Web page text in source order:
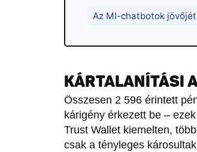
Az MI-chatbotok
KÁRTALANÍTÁSI
Összesen 2 596 érintett
kárigény érkezett be –
Trust Wallet kiemelten,
csak a tényleges